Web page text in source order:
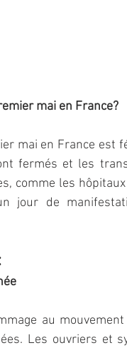
mai en France?
mai en France est
fermés et les
comme les
jour de
au
Les ouvriers et